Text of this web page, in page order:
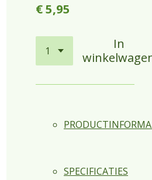
€ 5,95
In
SPECIFICATIES